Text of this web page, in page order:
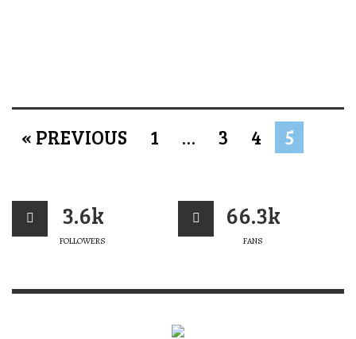
« PREVIOUS 1 … 3 4 5
3.6k
FOLLOWERS
66.3k
FANS